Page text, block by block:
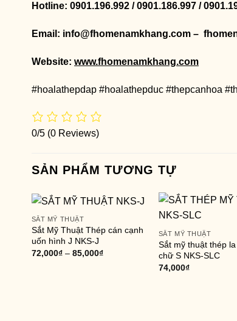
Hotline: 0901.196.992 / 0901.186.997 /
Email: info@fhomenamkhang.com –
Website: www.fhomenamkhang.com
#hoalathepdap #hoalathepduc #thepcanhoa
0/5 (0 Reviews)
SẢN PHẨM TƯƠNG TỰ
SẮT MỸ THUẬT
Sắt Mỹ Thuật Thép cán cạnh
uốn hình J NKS-J
72,000₫– 85,000₫
SẮT MỸ THUẬT
Sắt mỹ thuật thép
chữ S NKS-SLC
74,000₫